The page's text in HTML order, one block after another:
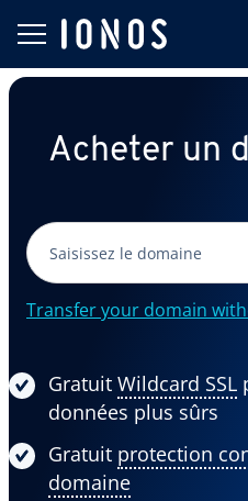
Acheter un
Transfer your domain
Gratuit Wildcard SSL
données plus sûrs
Gratuit protection
domaine